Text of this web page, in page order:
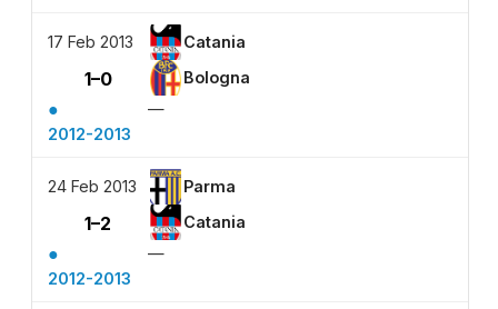
17 Feb 2013 Catania
1–0 Bologna
●
—
2012-2013
24 Feb 2013 Parma
1–2 Catania
●
—
2012-2013